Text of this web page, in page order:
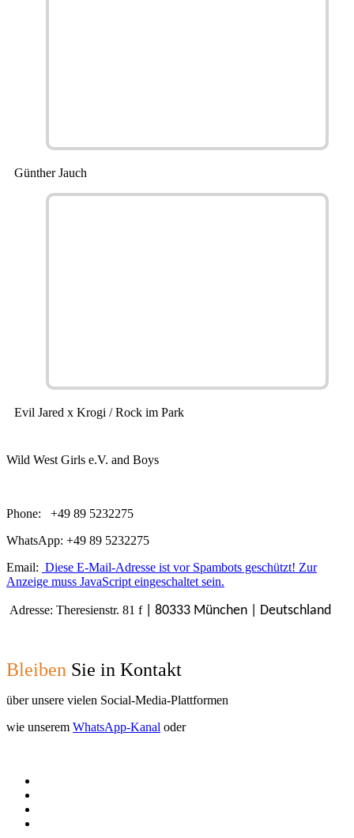
Günther Jauch
Evil Jared x Krogi / Rock im Park
Wild West Girls e.V. and Boys
Phone: +49 89 5232275
WhatsApp: +49 89 5232275
Email: Diese E-Mail-Adresse ist vor Spambots geschützt! Zur
Anzeige muss JavaScript eingeschaltet sein.
Adresse: Theresienstr. 81 f | 80333 München | Deutschland
Bleiben Sie in Kontakt
über unsere vielen Social-Media-Plattformen
wie unserem WhatsApp-Kanal oder